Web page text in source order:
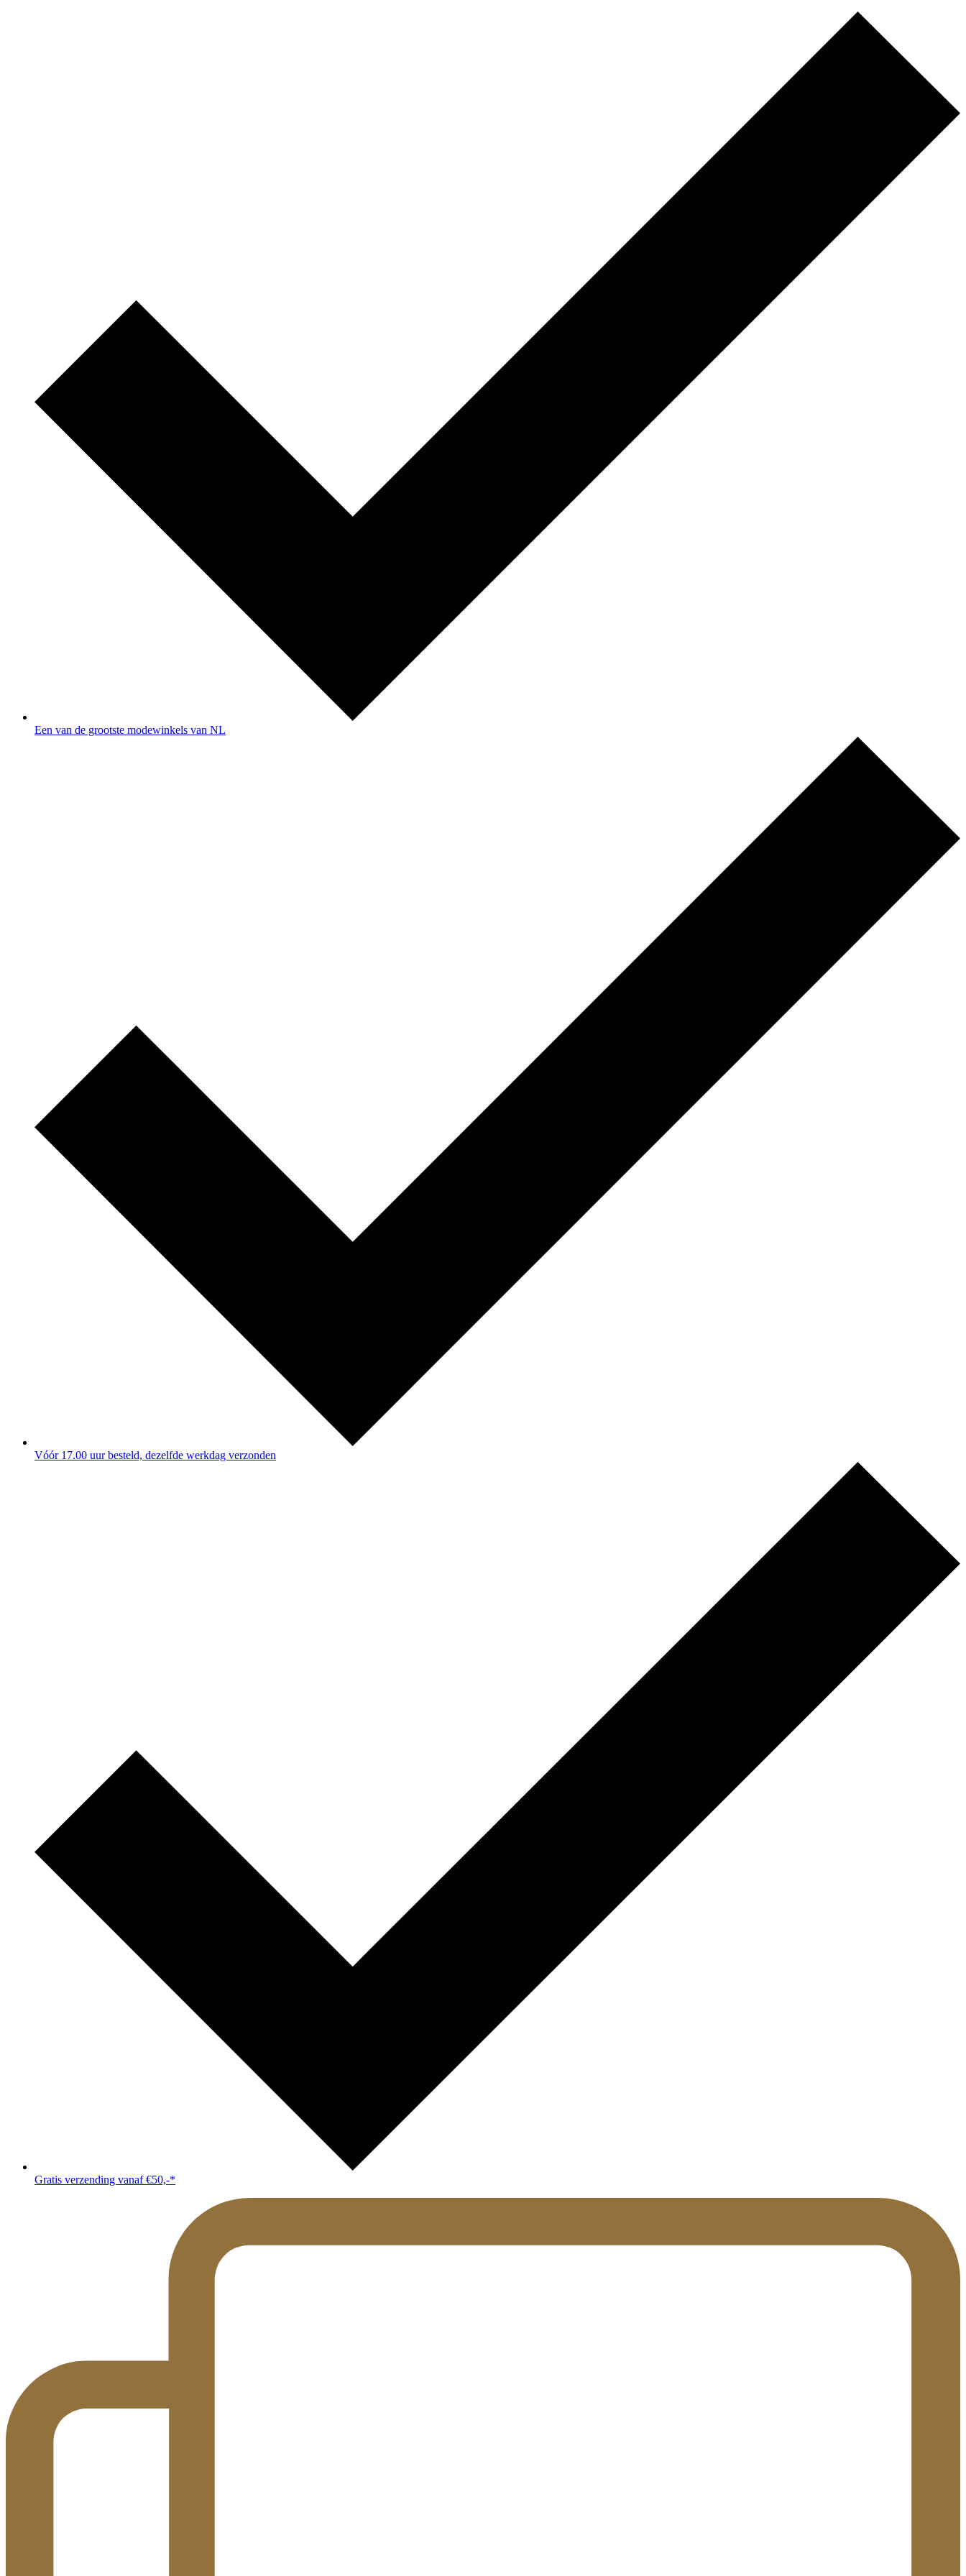
Een van de grootste modewinkels van NL
Vóór 17.00 uur besteld, dezelfde werkdag verzonden
Gratis verzending vanaf €50,-*